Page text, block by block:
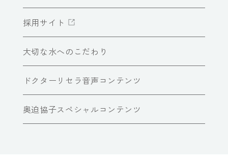
採用サイト
大切な水へのこだわり
ドクターリセラ音声コンテンツ
奥迫協子スペシャルコンテンツ